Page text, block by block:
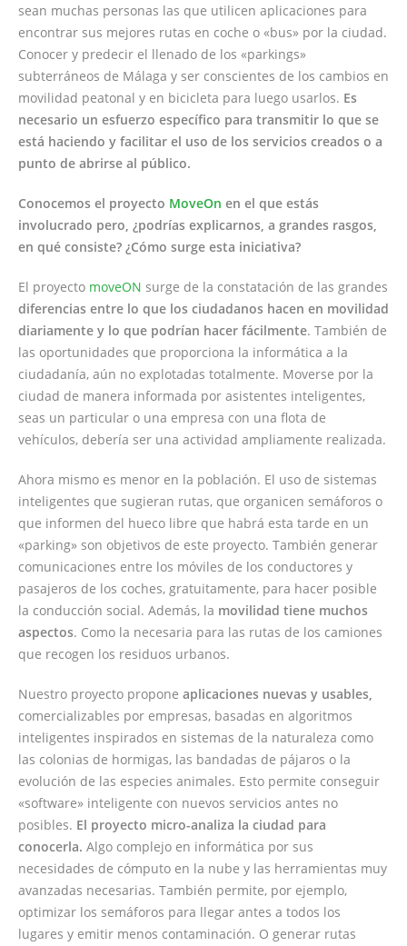
sean muchas personas las que utilicen aplicaciones para
encontrar sus mejores rutas en coche o «bus» por la ciudad.
Conocer y predecir el llenado de los «parkings»
subterráneos de Málaga y ser conscientes de los cambios en
movilidad peatonal y en bicicleta para luego usarlos. Es
necesario un esfuerzo específico para transmitir lo que se
está haciendo y facilitar el uso de los servicios creados o a
punto de abrirse al público.
Conocemos el proyecto MoveOn en el que estás
involucrado pero, ¿podrías explicarnos, a grandes rasgos,
en qué consiste? ¿Cómo surge esta iniciativa?
El proyecto moveON surge de la constatación de las grandes
diferencias entre lo que los ciudadanos hacen en movilidad
diariamente y lo que podrían hacer fácilmente. También de
las oportunidades que proporciona la informática a la
ciudadanía, aún no explotadas totalmente. Moverse por la
ciudad de manera informada por asistentes inteligentes,
seas un particular o una empresa con una flota de
vehículos, debería ser una actividad ampliamente realizada.
Ahora mismo es menor en la población. El uso de sistemas
inteligentes que sugieran rutas, que organicen semáforos o
que informen del hueco libre que habrá esta tarde en un
«parking» son objetivos de este proyecto. También generar
comunicaciones entre los móviles de los conductores y
pasajeros de los coches, gratuitamente, para hacer posible
la conducción social. Además, la movilidad tiene muchos
aspectos. Como la necesaria para las rutas de los camiones
que recogen los residuos urbanos.
Nuestro proyecto propone aplicaciones nuevas y usables,
comercializables por empresas, basadas en algoritmos
inteligentes inspirados en sistemas de la naturaleza como
las colonias de hormigas, las bandadas de pájaros o la
evolución de las especies animales. Esto permite conseguir
«software» inteligente con nuevos servicios antes no
posibles. El proyecto micro-analiza la ciudad para
conocerla. Algo complejo en informática por sus
necesidades de cómputo en la nube y las herramientas muy
avanzadas necesarias. También permite, por ejemplo,
optimizar los semáforos para llegar antes a todos los
lugares y emitir menos contaminación. O generar rutas